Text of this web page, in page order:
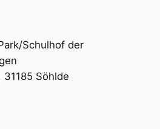
Schulhof der
Söhlde